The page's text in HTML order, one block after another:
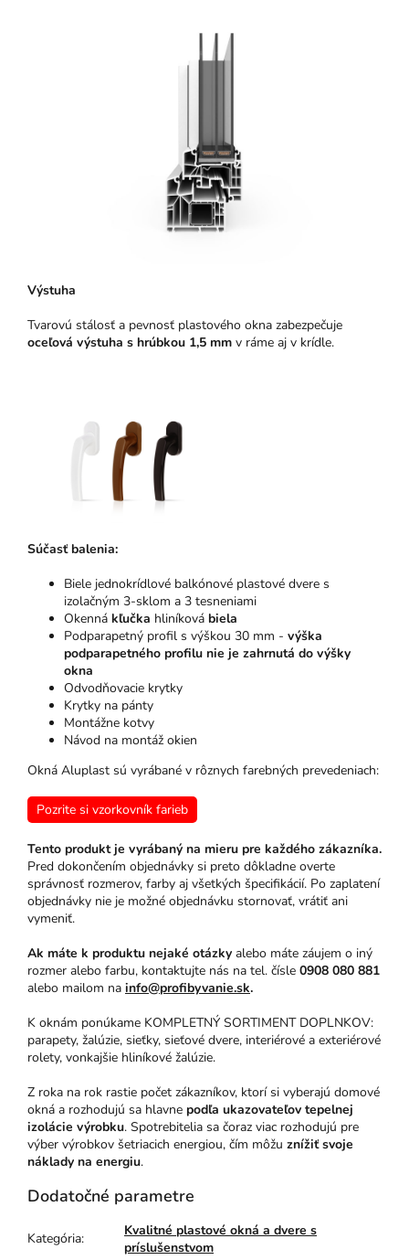
Výstuha
Tvarovú stálosť a pevnosť plastového okna zabezpečuje
oceľová výstuha s hrúbkou 1,5 mm v ráme aj v krídle.
Súčasť balenia:
Biele jednokrídlové balkónové plastové dvere s
izolačným 3-sklom a 3 tesneniami
Okenná kľučka hliníková biela
Podparapetný profil s výškou 30 mm - výška
podparapetného profilu nie je zahrnutá do výšky
okna
Odvodňovacie krytky
Krytky na pánty
Montážne kotvy
Návod na montáž okien
Okná Aluplast sú vyrábané v rôznych farebných prevedeniach:
Pozrite si vzorkovník farieb
Tento produkt je vyrábaný na mieru pre každého zákazníka.
Pred dokončením objednávky si preto dôkladne overte
správnosť rozmerov, farby aj všetkých špecifikácií. Po zaplatení
objednávky nie je možné objednávku stornovať, vrátiť ani
vymeniť.
Ak máte k produktu nejaké otázky alebo máte záujem o iný
rozmer alebo farbu, kontaktujte nás na tel. čísle 0908 080 881
alebo mailom na info@profibyvanie.sk.
K oknám ponúkame KOMPLETNÝ SORTIMENT DOPLNKOV:
parapety, žalúzie, sieťky, sieťové dvere, interiérové a exteriérové
rolety, vonkajšie hliníkové žalúzie.
Z roka na rok rastie počet zákazníkov, ktorí si vyberajú domové
okná a rozhodujú sa hlavne podľa ukazovateľov tepelnej
izolácie výrobku. Spotrebitelia sa čoraz viac rozhodujú pre
výber výrobkov šetriacich energiou, čím môžu znížiť svoje
náklady na energiu.
Dodatočné parametre
Kategória:
Kvalitné plastové okná a dvere s
príslušenstvom